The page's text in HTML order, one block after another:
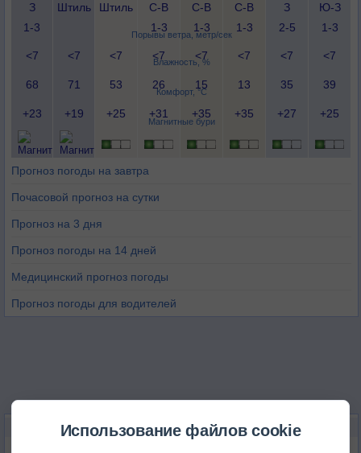
Порывы ветра, метр/сек
Влажность, %
Комфорт, °C
Магнитные бури
З
1-3
Штиль Штиль
С-В
1-3
С-В
1-3
С-В
1-3
З
2-5
Ю-З
1-3
<7 <7 <7 <7 <7 <7 <7 <7
68 71 53 26 15 13 35 39
+23 +19 +25 +31 +35 +35 +27 +25
Прогноз погоды на завтра
Почасовой прогноз на сутки
Прогноз на 3 дня
Прогноз погоды на 14 дней
Медицинский прогноз погоды
Прогноз погоды для водителей
НОВОЕ О ПОГОДЕ
Использование файлов cookie